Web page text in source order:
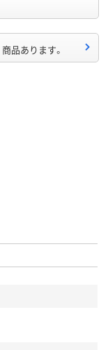
商品あります。